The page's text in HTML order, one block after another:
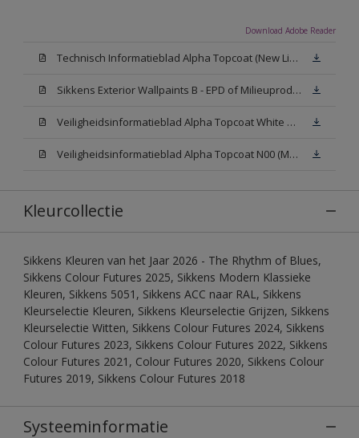
Download Adobe Reader
Technisch Informatieblad Alpha Topcoat (New Livery) (PDF)
Sikkens Exterior Wallpaints B - EPD of Milieuproductverklaring
Veiligheidsinformatieblad Alpha Topcoat White W05 (MSDS)
Veiligheidsinformatieblad Alpha Topcoat N00 (MSDS)
Kleurcollectie
Sikkens Kleuren van het Jaar 2026 - The Rhythm of Blues,
Sikkens Colour Futures 2025, Sikkens Modern Klassieke
Kleuren, Sikkens 5051, Sikkens ACC naar RAL, Sikkens
Kleurselectie Kleuren, Sikkens Kleurselectie Grijzen, Sikkens
Kleurselectie Witten, Sikkens Colour Futures 2024, Sikkens
Colour Futures 2023, Sikkens Colour Futures 2022, Sikkens
Colour Futures 2021, Colour Futures 2020, Sikkens Colour
Futures 2019, Sikkens Colour Futures 2018
Systeeminformatie